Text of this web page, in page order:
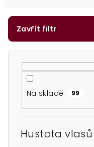
r
o
Zavřít filtr
Na skladě 99
Hustota vlasů